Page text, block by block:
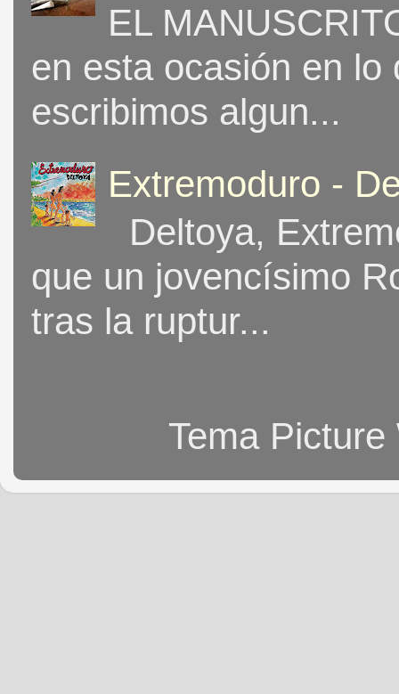
EL
en esta ocasión en
escribimos algun...
Extremoduro -
Deltoya,
que un jovencísimo
tras la ruptur...
Tema